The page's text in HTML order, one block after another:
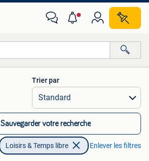
Toutes les distances…
Trier par
Sauvegarder votre recherche
Loisirs & Temps libre Enlever les filtres